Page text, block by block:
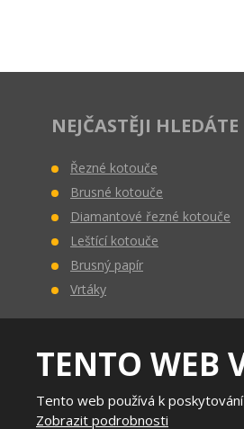
NEJČASTĚJI HLEDÁTE
Řezné kotouče
Brusné kotouče
Diamantové řezné kotouče
Leštící kotouče
Brusný papír
Vrtáky
TENTO WEB
Tento web používá k
Zobrazit podrobnosti